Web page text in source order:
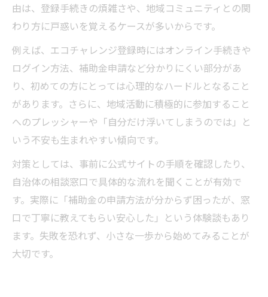
由は、登録手続きの煩雑さや、地域コミュニティとの関
わり方に戸惑いを覚えるケースが多いからです。
例えば、エコチャレンジ登録時にはオンライン手続きや
ログイン方法、補助金申請など分かりにくい部分があ
り、初めての方にとっては心理的なハードルとなること
があります。さらに、地域活動に積極的に参加すること
へのプレッシャーや「自分だけ浮いてしまうのでは」と
いう不安も生まれやすい傾向です。
対策としては、事前に公式サイトの手順を確認したり、
自治体の相談窓口で具体的な流れを聞くことが有効で
す。実際に「補助金の申請方法が分からず困ったが、窓
口で丁寧に教えてもらい安心した」という体験談もあり
ます。失敗を恐れず、小さな一歩から始めてみることが
大切です。